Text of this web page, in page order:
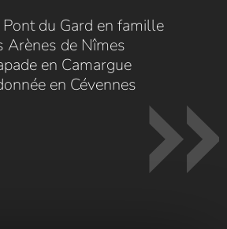
du Gard en famille
Arènes de Nîmes
en Camargue
en Cévennes